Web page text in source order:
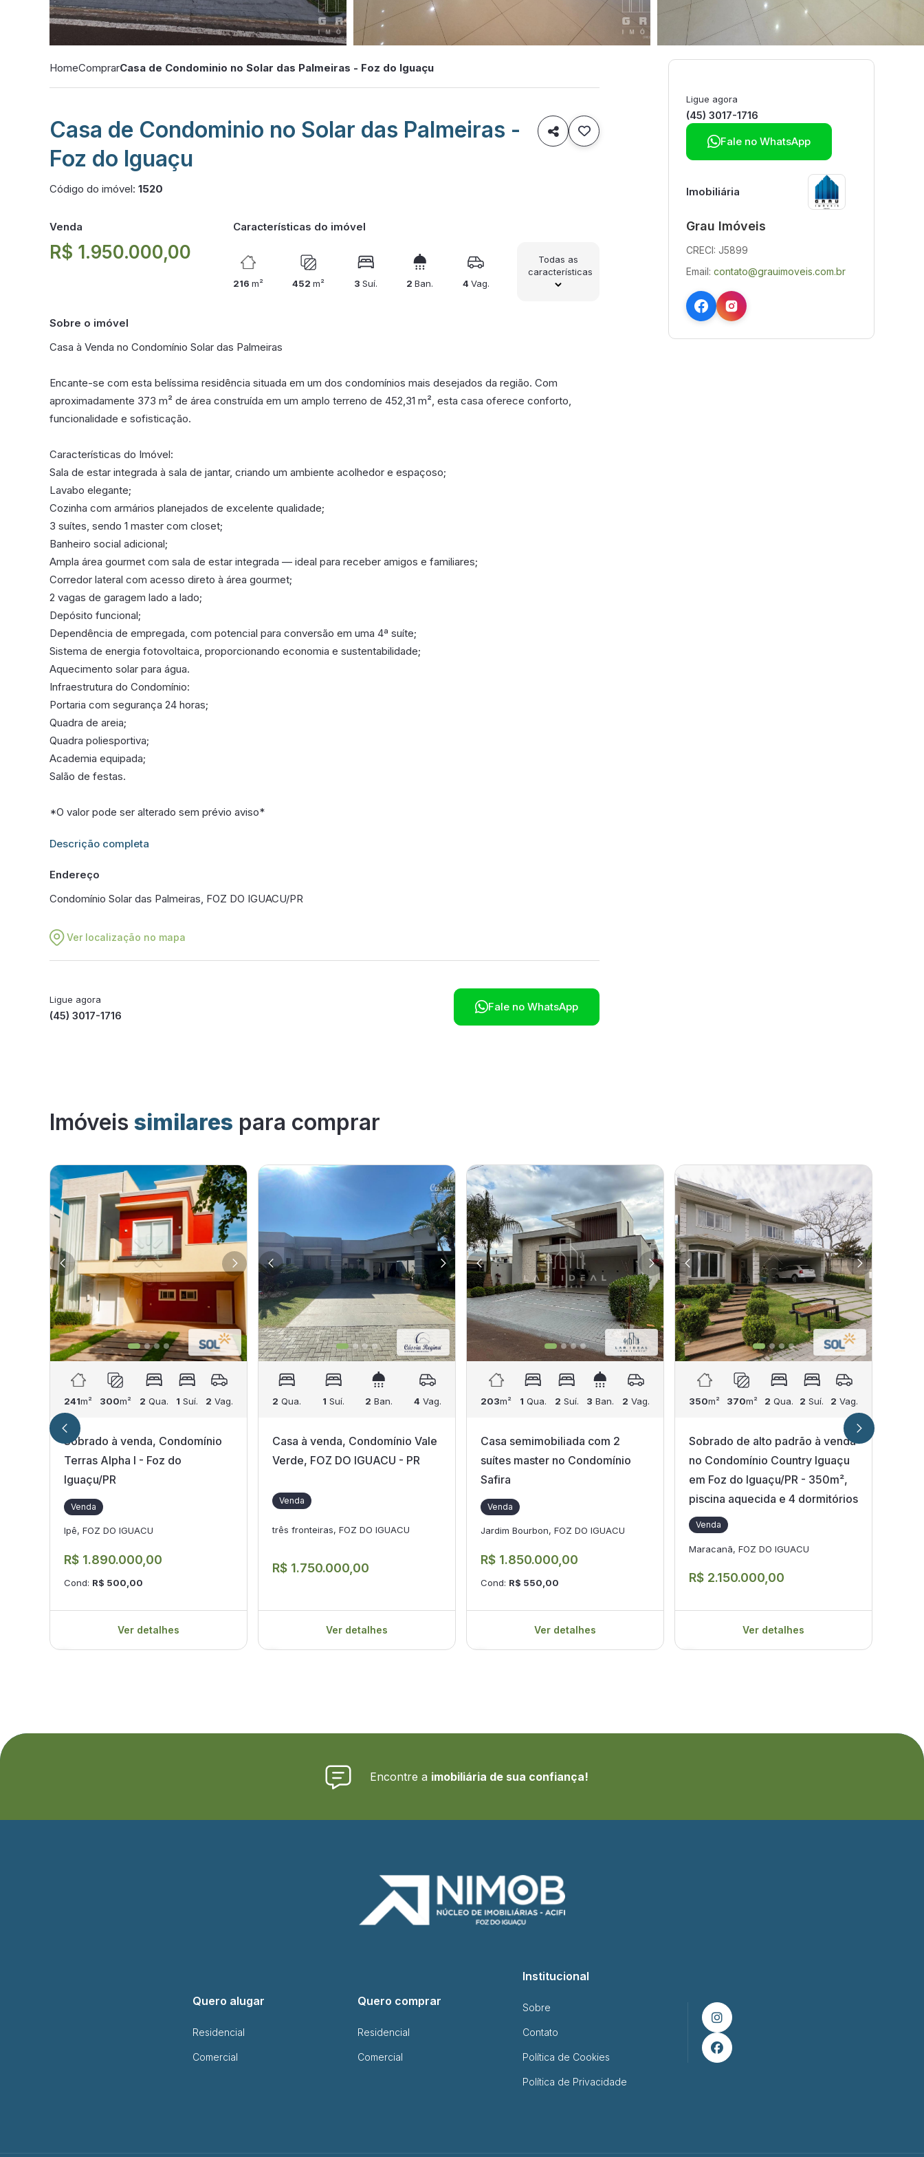
HomeComprarCasa de Condominio no Solar das Palmeiras - Foz do Iguaçu
Casa de Condominio no Solar das Palmeiras -
Foz do Iguaçu

Código do imóvel: 1520
Venda
R$ 1.950.000,00
Características do imóvel
216 m² 452m² 3 Suí. 2Ban. 4 Vag.
Todas as
características
Sobre o imóvel
Casa à Venda no Condomínio Solar das Palmeiras
Encante-se com esta belíssima residência situada em um dos condomínios mais desejados da região. Com
aproximadamente 373 m² de área construída em um amplo terreno de 452,31 m², esta casa oferece conforto,
funcionalidade e sofisticação.
Características do Imóvel:
Sala de estar integrada à sala de jantar, criando um ambiente acolhedor e espaçoso;
Lavabo elegante;
Cozinha com armários planejados de excelente qualidade;
3 suítes, sendo 1 master com closet;
Banheiro social adicional;
Ampla área gourmet com sala de estar integrada — ideal para receber amigos e familiares;
Corredor lateral com acesso direto à área gourmet;
2 vagas de garagem lado a lado;
Depósito funcional;
Dependência de empregada, com potencial para conversão em uma 4ª suíte;
Sistema de energia fotovoltaica, proporcionando economia e sustentabilidade;
Aquecimento solar para água.
Infraestrutura do Condomínio:
Portaria com segurança 24 horas;
Quadra de areia;
Quadra poliesportiva;
Academia equipada;
Salão de festas.
*O valor pode ser alterado sem prévio aviso*
Informações adicionais sobre este imóvel estarão disponíveis em breve.
Descrição completa
Endereço
Condomínio Solar das Palmeiras, FOZ DO IGUACU/PR
Ver localização no mapa
Ligue agora
(45) 3017-1716
Fale no WhatsApp
Ligue agora
(45) 3017-1716
Fale no WhatsApp
Imobiliária
Grau Imóveis
CRECI: J5899
Email: contato@grauimoveis.com.br
Imóveis similares para comprar
241m² 300m² 2 Qua. 1 Suí. 2 Vag.
Sobrado à venda, Condomínio
Terras Alpha I - Foz do
Iguaçu/PR
Venda
Ipê, FOZ DO IGUACU
R$ 1.890.000,00
Cond: R$ 500,00
Ver detalhes
2 Qua. 1 Suí. 2 Ban. 4 Vag.
Casa à venda, Condomínio Vale
Verde, FOZ DO IGUACU - PR
Venda
três fronteiras, FOZ DO IGUACU
R$ 1.750.000,00
Ver detalhes
203m² 1 Qua. 2 Suí. 3 Ban. 2 Vag.
Casa semimobiliada com 2
suítes master no Condomínio
Safira
Venda
Jardim Bourbon, FOZ DO IGUACU
R$ 1.850.000,00
Cond: R$ 550,00
Ver detalhes
350m² 370m² 2 Qua. 2 Suí. 2 Vag.
Sobrado de alto padrão à venda
no Condomínio Country Iguaçu
em Foz do Iguaçu/PR - 350m²,
piscina aquecida e 4 dormitórios
Venda
Maracanã, FOZ DO IGUACU
R$ 2.150.000,00
Ver detalhes
Encontre a imobiliária de sua confiança!
Quero alugar
Residencial
Comercial
Quero comprar
Residencial
Comercial
Institucional
Sobre
Contato
Política de Cookies
Política de Privacidade

